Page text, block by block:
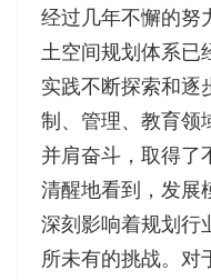
经过几年不懈的努
土空间规划体系已
实践不断探索和逐
制、管理、教育领
并肩奋斗，取得了
清醒地看到，发展
深刻影响着规划行
所未有的挑战。对